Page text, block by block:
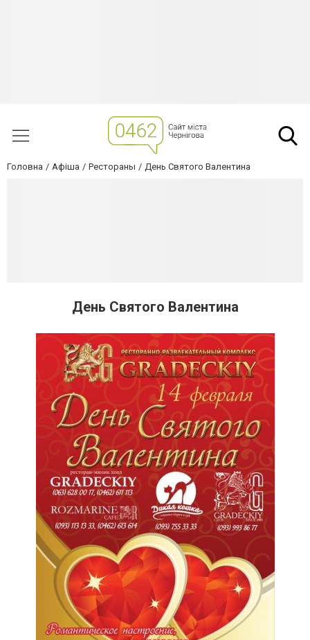
Головна Афіша Рестораны День Святого Валентина
День Святого Валентина